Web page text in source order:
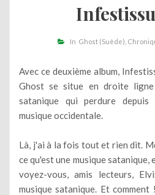
In Ghost (Suède)
Avec ce deuxième album,
Ghost se situe en droite
satanique qui perdure depuis
musique occidentale.
Là, j'ai à la fois tout et rien dit.
ce qu'est une musique satanique,
voyez-vous, amis lecteurs,
musique satanique. Et